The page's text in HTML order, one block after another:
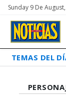
Sunday 9 De
TEMAS DEL